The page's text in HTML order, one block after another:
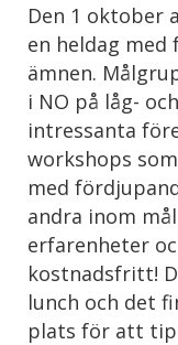
Den 1 oktober
en heldag
ämnen.
i NO på låg-
intressanta
workshops
med
andra inom
erfarenheter
kostnadsfritt!
lunch och det
plats för att